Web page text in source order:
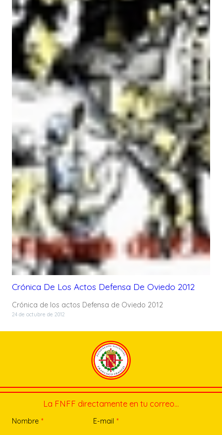
Crónica De Los Actos Defensa De Oviedo 2012
Crónica de los actos Defensa de Oviedo 2012
24 de octubre de 2012
La FNFF directamente en tu correo…
Nombre * E-mail *